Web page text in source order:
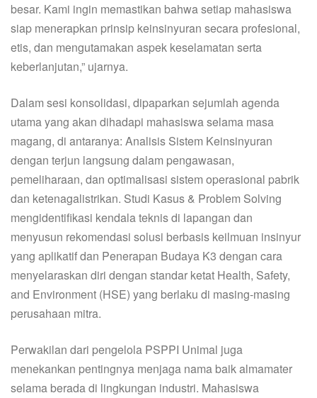
besar. Kami ingin memastikan bahwa setiap mahasiswa
siap menerapkan prinsip keinsinyuran secara profesional,
etis, dan mengutamakan aspek keselamatan serta
keberlanjutan,” ujarnya.
Dalam sesi konsolidasi, dipaparkan sejumlah agenda
utama yang akan dihadapi mahasiswa selama masa
magang, di antaranya: Analisis Sistem Keinsinyuran
dengan terjun langsung dalam pengawasan,
pemeliharaan, dan optimalisasi sistem operasional pabrik
dan ketenagalistrikan. Studi Kasus & Problem Solving
mengidentifikasi kendala teknis di lapangan dan
menyusun rekomendasi solusi berbasis keilmuan insinyur
yang aplikatif dan Penerapan Budaya K3 dengan cara
menyelaraskan diri dengan standar ketat Health, Safety,
and Environment (HSE) yang berlaku di masing-masing
perusahaan mitra.
Perwakilan dari pengelola PSPPI Unimal juga
menekankan pentingnya menjaga nama baik almamater
selama berada di lingkungan industri. Mahasiswa